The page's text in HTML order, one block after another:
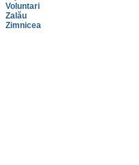
Voluntari
Zalău
Zimnicea